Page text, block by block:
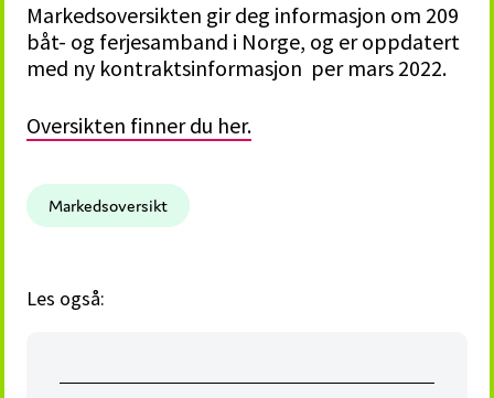
mobilitetstjenester
Markedsoversikten gir deg informasjon om 209
båt- og ferjesamband i Norge, og er oppdatert
med ny kontraktsinformasjon per mars 2022.
Oversikten finner du her.
Markedsoversikt
Les også: